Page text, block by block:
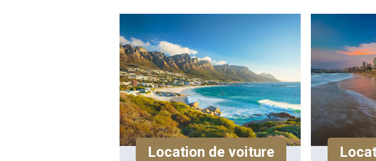
Location de voiture